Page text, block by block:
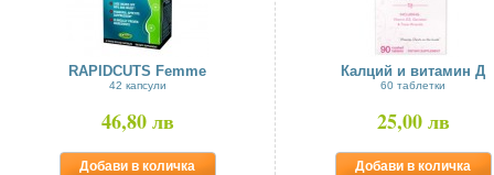
RAPIDCUTS Femme
42 капсули
46,80 лв
Добави в количка
Калций и витамин Д
60 таблетки
25,00 лв
Добави в количка